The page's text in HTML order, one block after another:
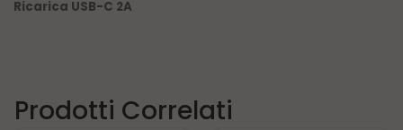
Ricarica USB-C 2A
Prodotti Correlati